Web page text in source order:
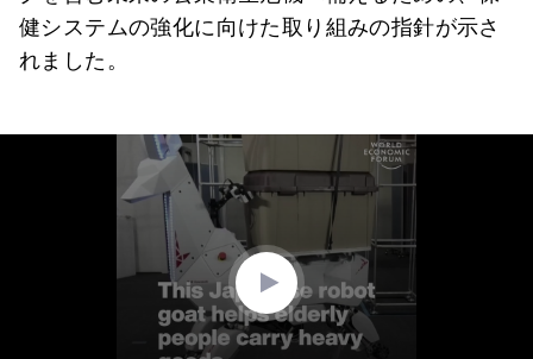
健システムの強化に向けた取り組みの指針が示さ
れました。